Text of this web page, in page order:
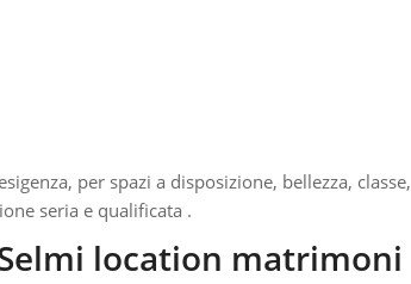
per spazi a disposizione, bellezza, classe,
seria e qualificata .
location matrimoni